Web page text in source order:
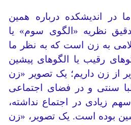
در اندیشکده درباره همین
نظریه «الگوی سوم» یا
به زن است که به نظر ما
رقیب یا الگوهای پیشین
از زن داریم؛ یک تصویر «زن
سنتی و در فضای اجتماعی
زیادی در اجتماع نداشته،
بوده است. یک تصویر، «زن